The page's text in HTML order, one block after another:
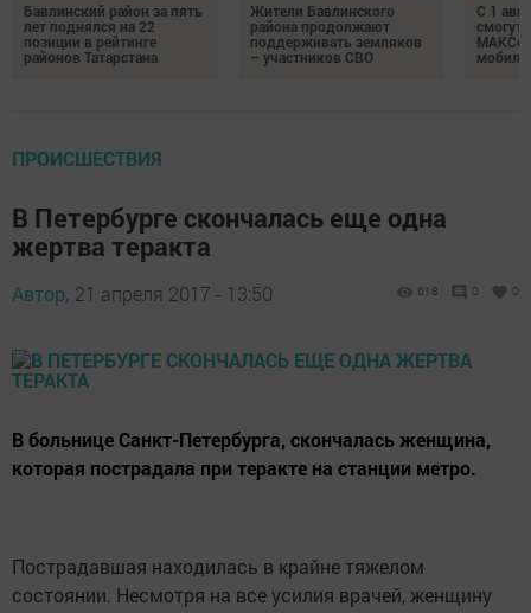
Бавлинский район за пять
лет поднялся на 22
позиции в рейтинге
районов Татарстана
Жители Бавлинского
района продолжают
поддерживать земляков
– участников СВО
С 1
смогут
ПРОИСШЕСТВИЯ
В Петербурге скончалась еще одна
жертва теракта
Автор, 21 апреля 2017 - 13:50 618 0 0
В больнице Санкт-Петербурга, скончалась женщина,
которая пострадала при теракте на станции метро.
Пострадавшая находилась в крайне тяжелом
состоянии. Несмотря на все усилия врачей, женщину